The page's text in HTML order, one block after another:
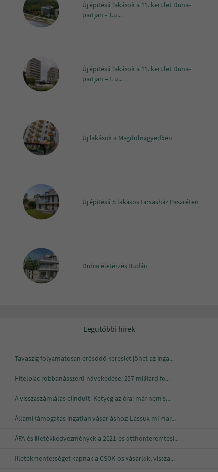
Új építésű lakások a 11. kerület Duna-
partján - II.ü...
Új építésű lakások a 11. kerület Duna-
partján – I. ü...
Új lakások a Magdolnagyedben
Új építésű 5 lakásos társasház Pasaréten
Dubai életérzés Budán
Legutóbbi hírek
Tavaszig folyamatosan erősödő kereslet jöhet az inga...
Hitelpiac robbanásszerű növekedése: 257 milliárd fo...
A visszaszámlálás elindult! Ketyeg az óra: már nem s...
Állami támogatás ingatlan vásárláshoz: Lássuk mi mar...
ÁFA és illetékkedvezmények a 2021-es otthonteremtési...
Illetékmentességet kapnak a CSOK-os vásárlók, vissza...